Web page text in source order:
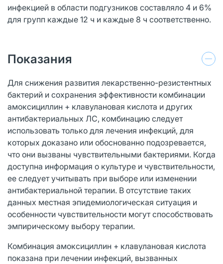
инфекцией в области подгузников составляло 4 и 6%
для групп каждые 12 ч и каждые 8 ч соответственно.
Показания
Для снижения развития лекарственно-резистентных
бактерий и сохранения эффективности комбинации
амоксициллин + клавулановая кислота и других
антибактериальных ЛС, комбинацию следует
использовать только для лечения инфекций, для
которых доказано или обоснованно подозревается,
что они вызваны чувствительными бактериями. Когда
доступна информация о культуре и чувствительности,
ее следует учитывать при выборе или изменении
антибактериальной терапии. В отсутствие таких
данных местная эпидемиологическая ситуация и
особенности чувствительности могут способствовать
эмпирическому выбору терапии.
Комбинация амоксициллин + клавулановая кислота
показана при лечении инфекций, вызванных